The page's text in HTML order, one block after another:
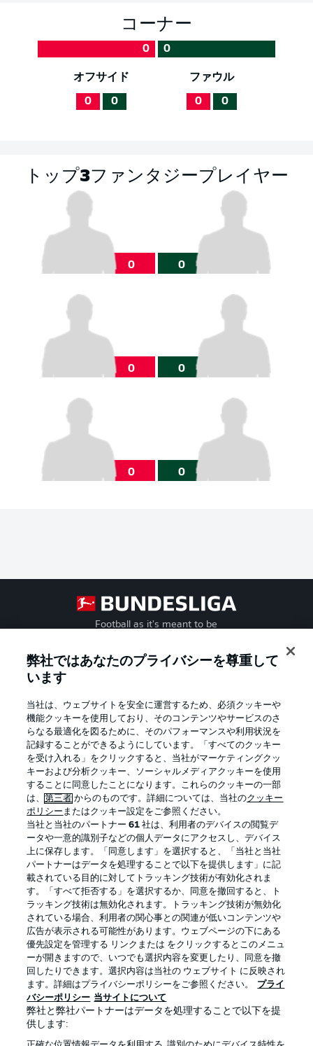
コーナー
0 0
オフサイド
0 0
ファウル
0 0
トップ3ファンタジープレイヤー
0 0
0 0
0 0
Football as it's meant to be
Official Partners
プライバシー・ポリシー 優先設定を管理する
利用条件 放送局
求人 選手
当サイトについて
弊社ではあなたのプライバシーを尊重して
います
当社は、ウェブサイトを安全に運営するため、必須クッキーや
機能クッキーを使用しており、そのコンテンツやサービスのさ
らなる最適化を図るために、そのパフォーマンスや利用状況を
記録することができるようにしています。「すべてのクッキー
を受け入れる」をクリックすると、当社がマーケティングクッ
キーおよび分析クッキー、ソーシャルメディアクッキーを使用
することに同意したことになります。これらのクッキーの一部
は、第三者 からのものです。詳細については、当社のクッキー
ポリシー またはクッキー設定をご参照ください。
当社と当社のパートナー61 社は、利用者のデバイスの閲覧デ
ータや一意的識別子などの個人データにアクセスし、デバイス
上に保存します。「同意します」を選択すると、「当社と当社
パートナーはデータを処理することで以下を提供します」に記
載されている目的に対してトラッキング技術が有効化されま
す。「すべて拒否する」を選択するか、同意を撤回すると、ト
ラッキング技術は無効化されます。トラッキング技術が無効化
されている場合、利用者の関心事との関連が低いコンテンツや
広告が表示される可能性があります。ウェブページの下にある
優先設定を管理する リンクまたは をクリックするとこのメニュ
ーが開きますので、いつでも選択内容を変更したり、同意を撤
回したりできます。選択内容は当社の ウェブサイト に反映され
ます。詳細はプライバシーポリシーをご参照ください。
プライ
バシーポリシー 当サイトについて
弊社と弊社パートナーはデータを処理することで以下を提
供します: